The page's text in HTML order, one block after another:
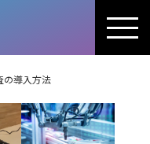
の導入方法